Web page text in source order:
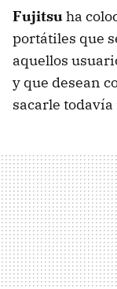
Fujitsuha
portátiles que
aquellos
y que desean
sacarle